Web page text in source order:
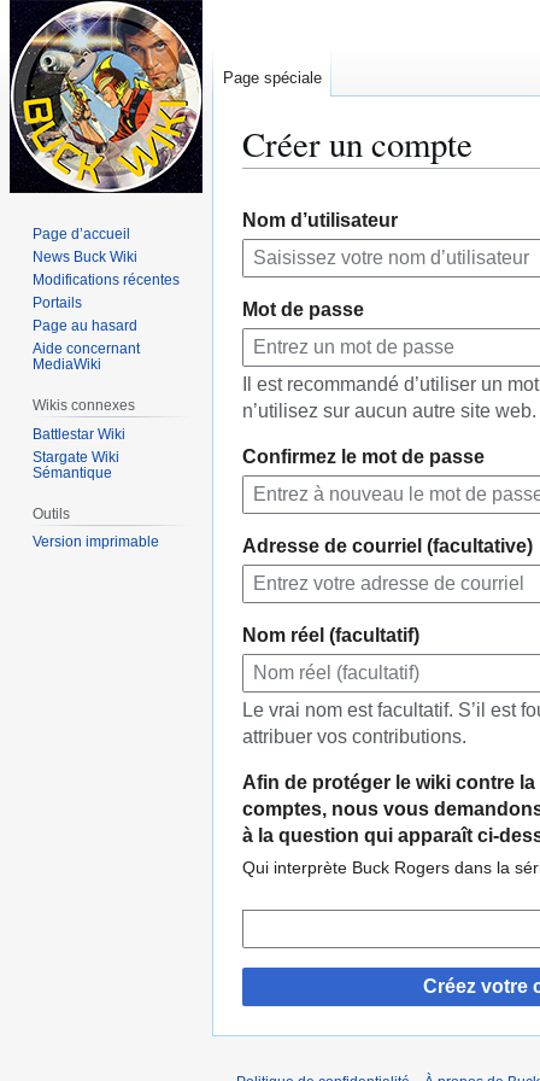
Créer un compte
à
navigation
à
recherche
Nom d’utilisateur
Mot de passe
Il est recommandé d’utiliser un
n’utilisez sur aucun autre site web.
Confirmez le mot de passe
Adresse de courriel (facultative)
Nom réel (facultatif)
Le vrai nom est facultatif. S’il est
attribuer vos contributions.
Afin de protéger le wiki contre
comptes, nous vous
à la question qui apparaît ci-
Qui interprète Buck Rogers dans la
Créez votre
Page spéciale
Page d’accueil
News Buck Wiki
Modifications récentes
Portails
Page au hasard
Aide concernant
MediaWiki
Wikis connexes
Battlestar Wiki
Stargate Wiki
Sémantique
Outils
Version imprimable